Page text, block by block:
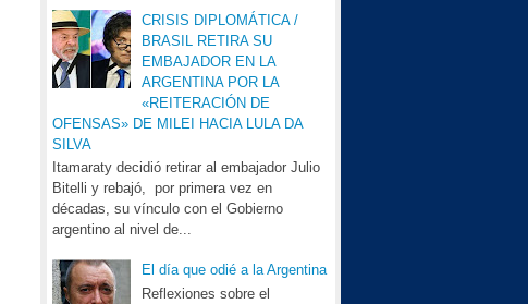
CRISIS DIPLOMÁTICA /
BRASIL RETIRA SU
EMBAJADOR EN LA
ARGENTINA POR LA
«REITERACIÓN DE
OFENSAS» DE MILEI HACIA LULA DA
SILVA
Itamaraty decidió retirar al embajador Julio
Bitelli y rebajó, por primera vez en
décadas, su vínculo con el Gobierno
argentino al nivel de...
El día que odié a la Argentina
Reflexiones sobre el